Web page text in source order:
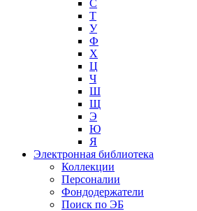
С
Т
У
Ф
Х
Ц
Ч
Ш
Щ
Э
Ю
Я
Электронная библиотека
Коллекции
Персоналии
Фондодержатели
Поиск по ЭБ